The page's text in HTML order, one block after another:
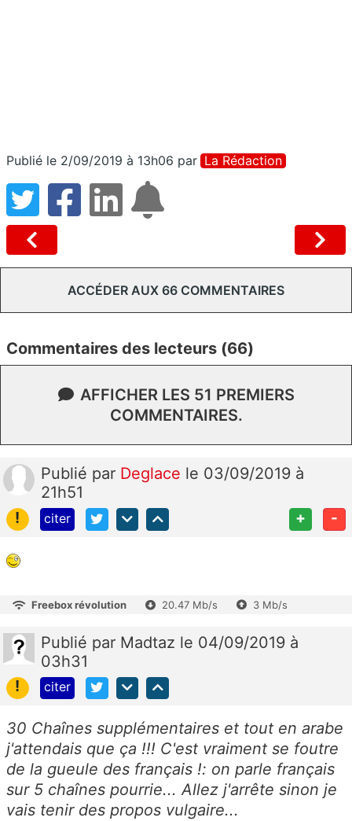
Publié le 2/09/2019 à 13h06 par La Rédaction
ACCÉDER AUX 66 COMMENTAIRES
Commentaires des lecteurs (66)
AFFICHER LES 51 PREMIERS
COMMENTAIRES.
Publié par Deglace le 03/09/2019 à
21h51
!
citer + -
Freebox révolution 20.47 Mb/s 3 Mb/s
Publié par Madtaz le 04/09/2019 à
03h31
!
citer
30 Chaînes supplémentaires et tout en arabe
j'attendais que ça !!! C'est vraiment se foutre
de la gueule des français !: on parle français
sur 5 chaînes pourrie... Allez j'arrête sinon je
vais tenir des propos vulgaire...